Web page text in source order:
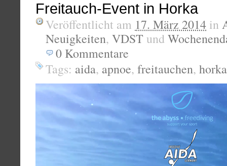
Freitauch-Event in Horka
Veröffentlicht am 17. März 2014 in
Neuigkeiten, VDST und
0 Kommentare
Tags: aida, apnoe, freitauchen, horka